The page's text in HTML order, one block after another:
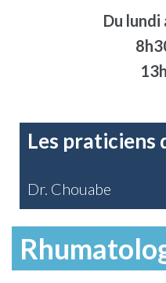
Du lundi
Les praticiens
Dr. Chouabe